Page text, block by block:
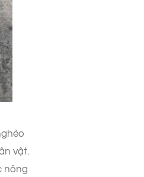
vật.
nông